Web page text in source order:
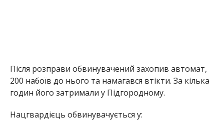
Після розправи обвинувачений захопив автомат,
200 набоїв до нього та намагався втікти. За кілька
годин його затримали у Підгородному.
Нацгвардієць обвинувачується у: